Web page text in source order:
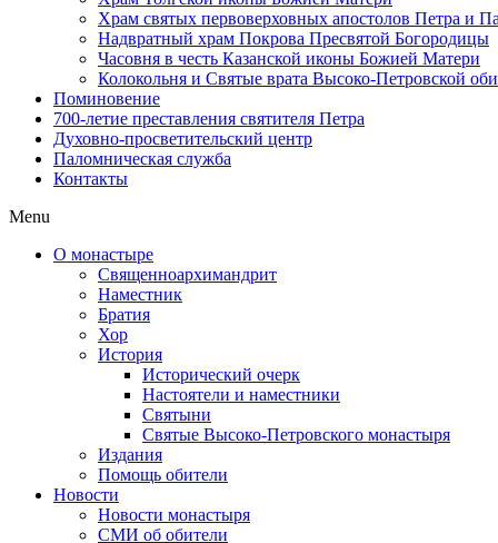
Храм святых первоверховных апостолов Петра и
Надвратный храм Покрова Пресвятой Богородицы
Часовня в честь Казанской иконы Божией Матери
Колокольня и Святые врата Высоко-Петровской
Поминовение
700-летие преставления святителя Петра
Духовно-просветительский центр
Паломническая служба
Контакты
Menu
О монастыре
Священноархимандрит
Наместник
Братия
Хор
История
Исторический очерк
Настоятели и наместники
Святыни
Святые Высоко-Петровского монастыря
Издания
Помощь обители
Новости
Новости монастыря
СМИ об обители